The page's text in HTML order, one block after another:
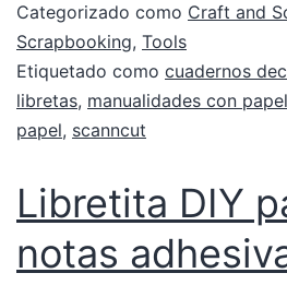
Categorizado como Craft and
Scrapbooking, Tools
Etiquetado como cuadernos
libretas, manualidades con papel
papel, scanncut
Libretita DIY
notas